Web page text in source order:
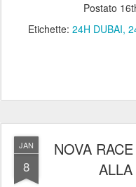
Postato
Etichette: 24H DUBAI
JAN
8
NOVA